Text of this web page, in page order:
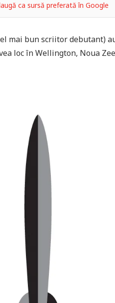
ca sursă preferată în Google
mai bun scriitor debutant)
loc în Wellington, Noua